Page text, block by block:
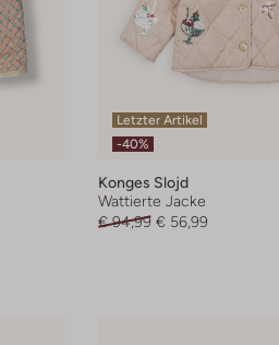
Letzter Artikel
-40%
Konges Slojd
Wattierte Jacke
€ 94,99 € 56,99